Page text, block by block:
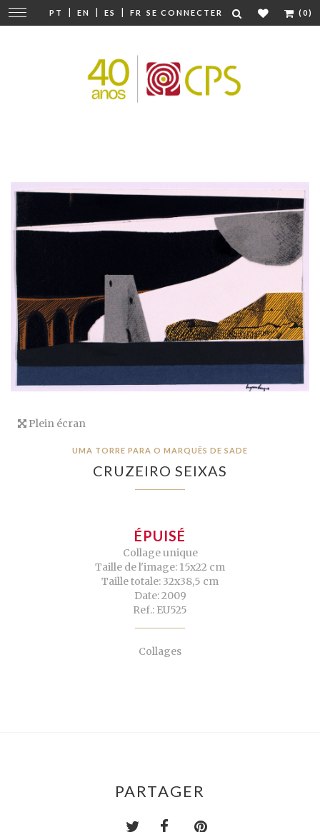
PT | EN | ES | FR SE CONNECTER (0)
Modifier
la
Plein écran
UMA TORRE PARA O MARQUÊS DE SADE
CRUZEIRO SEIXAS
ÉPUISÉ
Collage unique
Taille de l'image: 15x22 cm
Taille totale: 32x38,5 cm
Date: 2009
Ref.: EU525
Collages
PARTAGER